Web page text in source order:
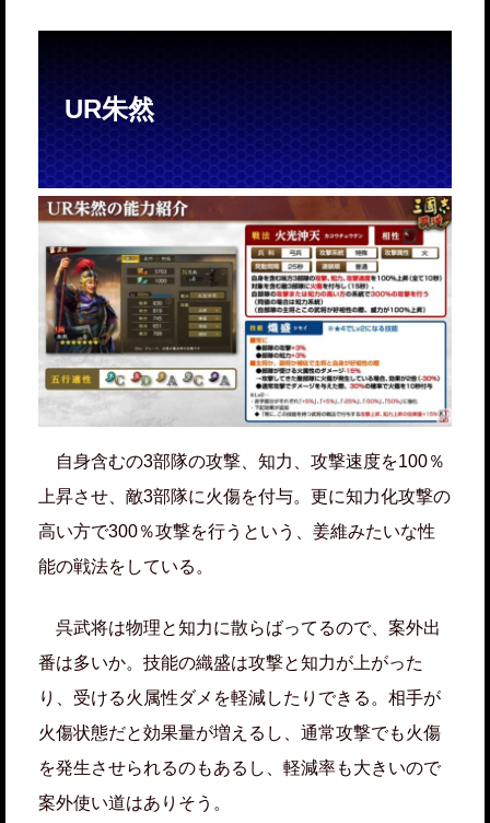
UR朱然
自身含むの3部隊の攻撃、知力、攻撃速度を100％
上昇させ、敵3部隊に火傷を付与。更に知力化攻撃の
高い方で300％攻撃を行うという、姜維みたいな性
能の戦法をしている。
呉武将は物理と知力に散らばってるので、案外出
番は多いか。技能の織盛は攻撃と知力が上がった
り、受ける火属性ダメを軽減したりできる。相手が
火傷状態だと効果量が増えるし、通常攻撃でも火傷
を発生させられるのもあるし、軽減率も大きいので
案外使い道はありそう。